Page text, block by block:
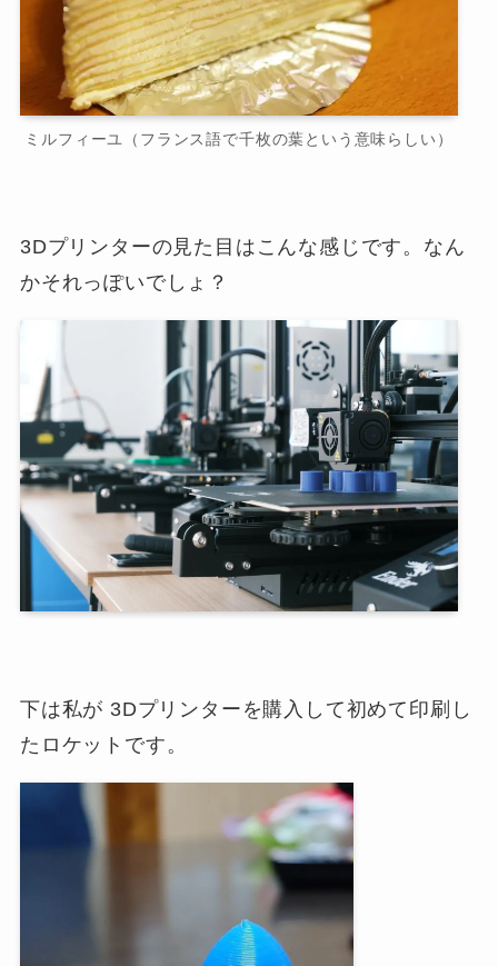
ミルフィーユ（フランス語で千枚の葉という意味らしい）
3Dプリンターの見た目はこんな感じです。なん
かそれっぽいでしょ？
下は私が 3Dプリンターを購入して初めて印刷し
たロケットです。